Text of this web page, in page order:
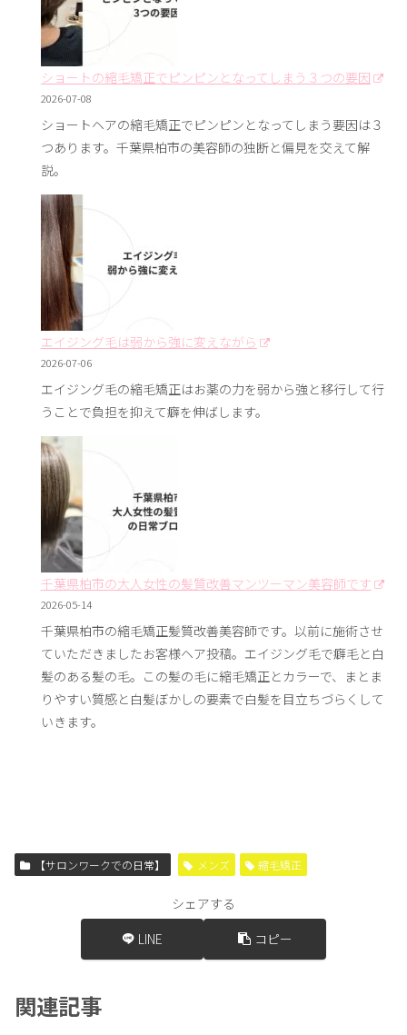
ショートの縮毛矯正でピンピンとなってしまう３つの要因
2026-07-08
ショートヘアの縮毛矯正でピンピンとなってしまう要因は３
つあります。千葉県柏市の美容師の独断と偏見を交えて解
説。
エイジング毛は弱から強に変えながら
2026-07-06
エイジング毛の縮毛矯正はお薬の力を弱から強と移行して行
うことで負担を抑えて癖を伸ばします。
千葉県柏市の大人女性の髪質改善マンツーマン美容師です
2026-05-14
千葉県柏市の縮毛矯正髪質改善美容師です。以前に施術させ
ていただきましたお客様ヘア投稿。エイジング毛で癖毛と白
髪のある髪の毛。この髪の毛に縮毛矯正とカラーで、まとま
りやすい質感と白髪ぼかしの要素で白髪を目立ちづらくして
いきます。
【サロンワークでの日常】 メンズ 縮毛矯正
シェアする
LINE
コピー
関連記事